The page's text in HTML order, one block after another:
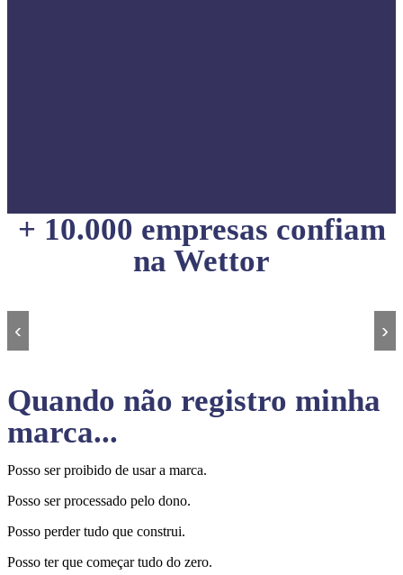
+ 10.000 empresas confiam
na Wettor
‹ ›
Quando não registro minha
marca...
Posso ser proibido de usar a marca.
Posso ser processado pelo dono.
Posso perder tudo que construi.
Posso ter que começar tudo do zero.